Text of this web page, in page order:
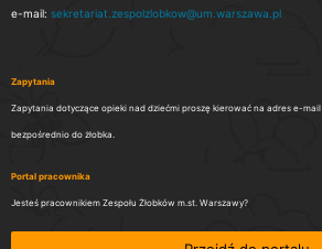
e-mail: sekretariat.zespolzlobkow@um.warszawa.pl
Zapytania
Zapytania dotyczące opieki nad dziećmi proszę kierować na adres e-
bezpośrednio do żłobka.
Portal pracownika
Jesteś pracownikiem Zespołu Żłobków m.st. Warszawy?